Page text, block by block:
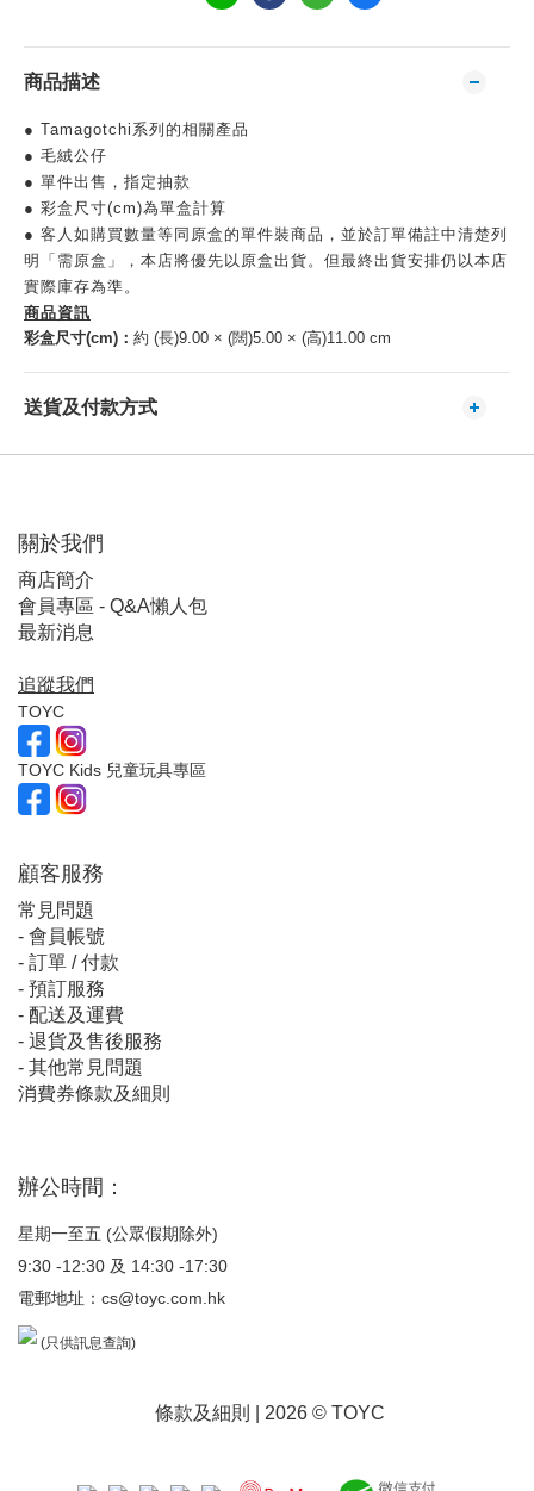
商品描述
● Tamagotchi系列的相關產品
● 毛絨公仔
● 單件出售，指定抽款
● 彩盒尺寸(cm)為單盒計算
● 客人如購買數量等同原盒的單件裝商品，並於訂單備註中清楚列
明「需原盒」，本店將優先以原盒出貨。但最終出貨安排仍以本店
實際庫存為準。
商品資訊
彩盒尺寸(cm)： 約 (長)9.00 × (闊)5.00 × (高)11.00 cm
送貨及付款方式
關於我們
商店簡介
會員專區 - Q&A懶人包
最新消息
追蹤我們
TOYC
TOYC Kids 兒童玩具專區
顧客服務
常見問題
- 會員帳號
- 訂單 / 付款
- 預訂服務
- 配送及運費
- 退貨及售後服務
- 其他常見問題
消費券條款及細則
辦公時間：
星期一至五 (公眾假期除外)
9:30 -12:30 及 14:30 -17:30
電郵地址： cs@toyc.com.hk
(只供訊息查詢)
條款及細則 | 2026 © TOYC